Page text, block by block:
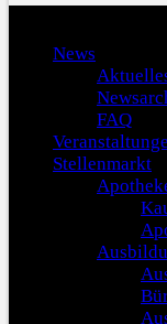
News
FAQ
Stellenmarkt